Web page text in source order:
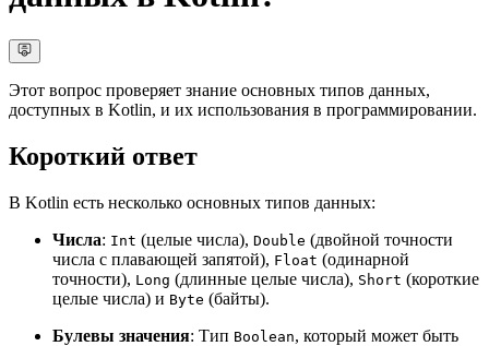
Этот вопрос проверяет знание основных типов данных,
доступных в Kotlin, и их использования в программировании.
Короткий ответ
В Kotlin есть несколько основных типов данных:
Числа: Int (целые числа), Double (двойной точности
числа с плавающей запятой), Float (одинарной
точности), Long (длинные целые числа), Short (короткие
целые числа) и Byte (байты).
Булевы значения: Тип Boolean, который может быть